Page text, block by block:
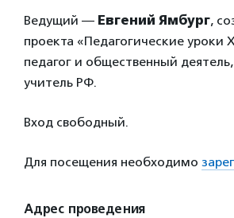
Ведущий — Евгений Ямбург,
проекта «Педагогические уроки
педагог и общественный
учитель РФ.
Вход свободный.
Для посещения необходимо
Адрес проведения